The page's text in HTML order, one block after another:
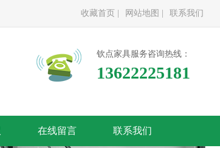
收藏首页 | 网站地图 | 联系我们
钦点家具服务咨询热线：
13622225181
在线留言 联系我们